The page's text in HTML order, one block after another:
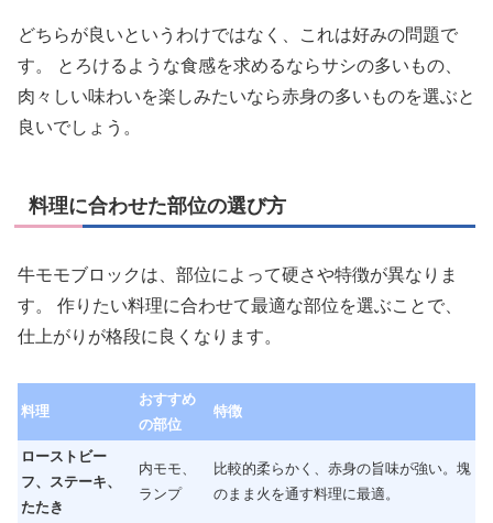
どちらが良いというわけではなく、これは好みの問題で
す。 とろけるような食感を求めるならサシの多いもの、
肉々しい味わいを楽しみたいなら赤身の多いものを選ぶと
良いでしょう。
料理に合わせた部位の選び方
牛モモブロックは、部位によって硬さや特徴が異なりま
す。 作りたい料理に合わせて最適な部位を選ぶことで、
仕上がりが格段に良くなります。
料理
おすすめ
の部位
特徴
ローストビー
フ、ステーキ、
たたき
内モモ、
ランプ
比較的柔らかく、赤身の旨味が強い。塊
のまま火を通す料理に最適。